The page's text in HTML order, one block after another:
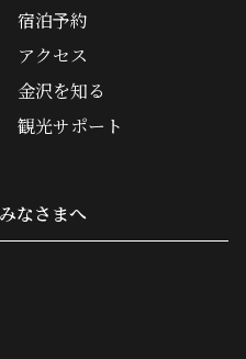
宿泊予約
アクセス
金沢を知る
観光サポート
なさまへ